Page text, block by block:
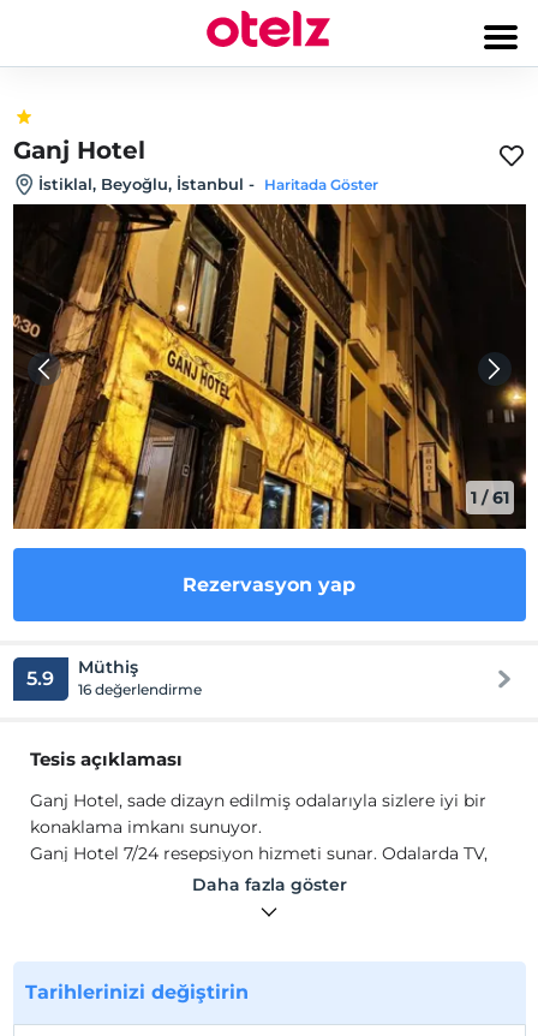
Ganj Hotel
İstiklal, Beyoğlu, İstanbul - Haritada Göster
1 /61
Rezervasyon yap
5.9 Müthiş
16 değerlendirme
Tesis açıklaması
Ganj Hotel, sade dizayn edilmiş odalarıyla sizlere iyi bir
konaklama imkanı sunuyor.
Ganj Hotel 7/24 resepsiyon hizmeti sunar. Odalarda TV,
Wi-Fi, havlu, saç kurutma makinesi, mevcuttur.
Tesis, Taksim Meydanı'na 2 dk. yürüme mesafesindedir.
Daha fazla göster
Tarihlerinizi değiştirin